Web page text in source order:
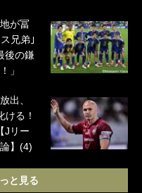
が冨
兄弟｣
後の鎌
」
出、
る！
Jリー
】(4)
と見る